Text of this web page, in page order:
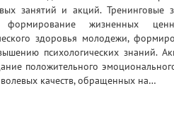
занятий и акций. Тренинговые
жизненных
здоровья молодежи,
психологических знаний.
положительного
качеств, обращенных на…